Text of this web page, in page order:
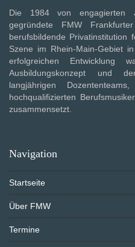
Die 1984 von engagierten
gegründete FMW
berufsbildende
Szene im Rhein-Main-Gebiet
erfolgreichen
Ausbildungskonzept und
langjährigen
hochqualifizierten
zusammensetzt.
Navigation
Startseite
Über FMW
Termine